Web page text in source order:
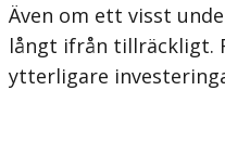
Även om ett visst
långt ifrån tillräckligt.
ytterligare